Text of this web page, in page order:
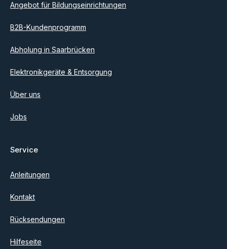
Angebot für Bildungseinrichtungen
B2B-Kundenprogramm
Abholung in Saarbrücken
Elektronikgeräte & Entsorgung
Über uns
Jobs
Service
Anleitungen
Kontakt
Rücksendungen
Hilfeseite